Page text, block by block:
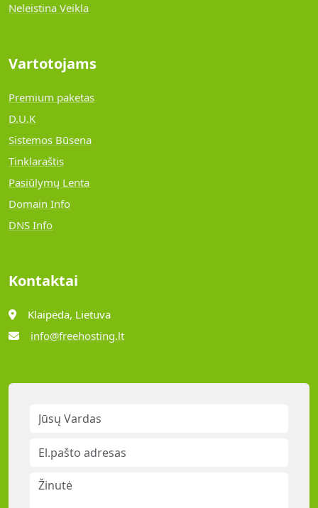
Neleistina Veikla
Vartotojams
Premium paketas
D.U.K
Sistemos Būsena
Tinklaraštis
Pasiūlymų Lenta
Domain Info
DNS Info
Kontaktai
Klaipėda, Lietuva
info@freehosting.lt